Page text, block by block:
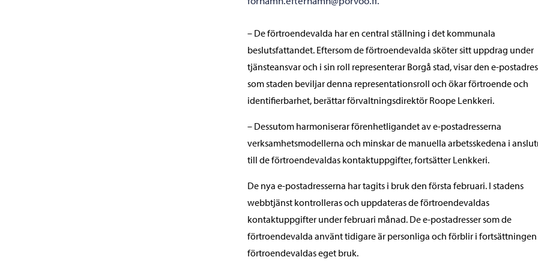
– De förtroendevalda har en central ställning i det kommunala
beslutsfattandet. Eftersom de förtroendevalda sköter sitt uppdrag under
tjänsteansvar och i sin roll representerar Borgå stad, visar den e-
som staden beviljar denna representationsroll och ökar förtroende och
identifierbarhet, berättar förvaltningsdirektör Roope Lenkkeri.
– Dessutom harmoniserar förenhetligandet av e-postadresserna
verksamhetsmodellerna och minskar de manuella arbetsskedena i
till de förtroendevaldas kontaktuppgifter, fortsätter Lenkkeri.
De nya e-postadresserna har tagits i bruk den första februari. I stadens
webbtjänst kontrolleras och uppdateras de förtroendevaldas
kontaktuppgifter under februari månad. De e-postadresser som de
förtroendevalda använt tidigare är personliga och förblir i fortsättningen
förtroendevaldas eget bruk.